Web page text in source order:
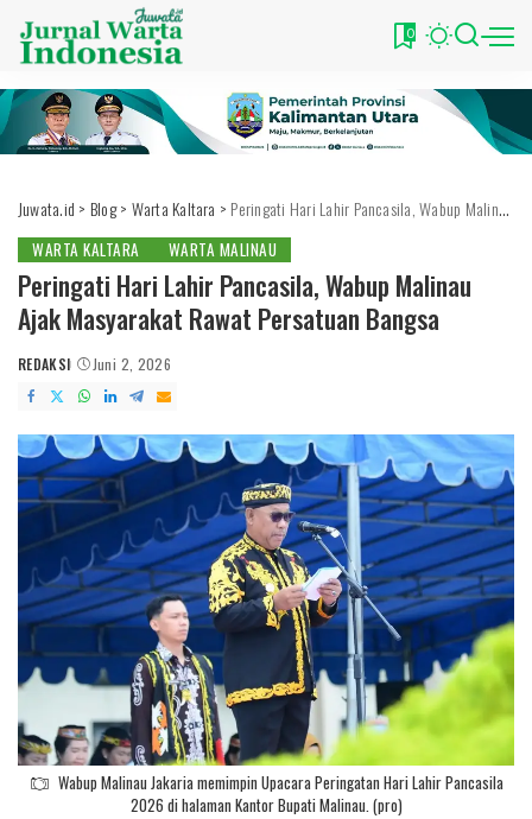
0
Juwata.id > Blog> Warta Kaltara > Peringati Hari Lahir Pancasila, Wabup Malinau Ajak Masyarakat Rawat Persatuan Bangsa
WARTA KALTARA WARTA MALINAU
Peringati Hari Lahir Pancasila, Wabup Malinau
Ajak Masyarakat Rawat Persatuan Bangsa
POSTED
BY
REDAKSI Juni 2, 2026
Wabup Malinau Jakaria memimpin Upacara Peringatan Hari Lahir Pancasila
2026 di halaman Kantor Bupati Malinau. (pro)